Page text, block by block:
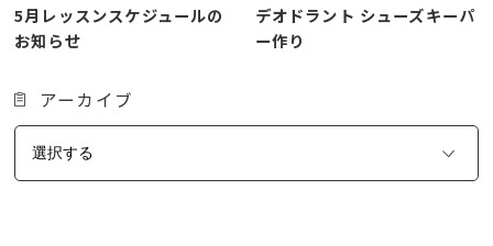
5月レッスンスケジュールの
お知らせ
デオドラント シューズキーパ
ー作り
アーカイブ